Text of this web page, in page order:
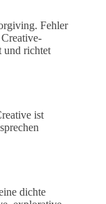
Fehler
und richtet
ist
dichte